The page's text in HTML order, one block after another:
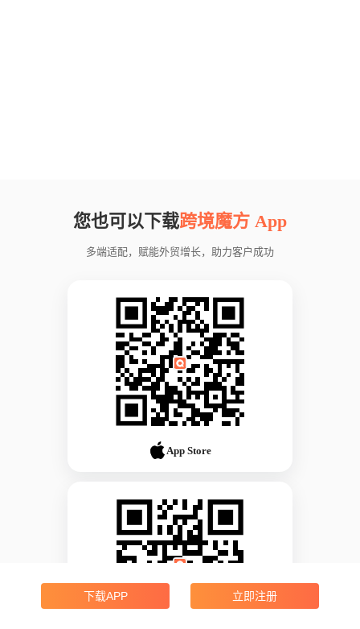
您也可以下载跨境魔方 App
多端适配，赋能外贸增长，助力客户成功
App Store
下载APP 立即注册